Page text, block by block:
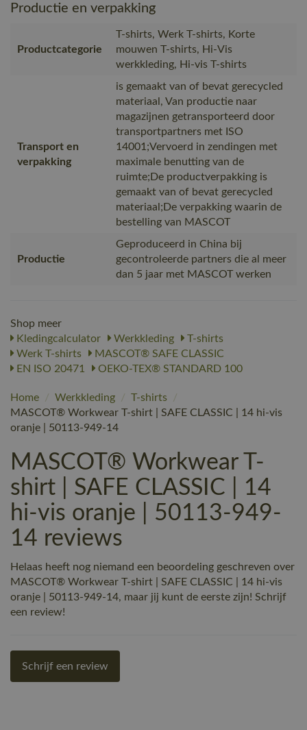
Productie en verpakking
Productcategorie
T-shirts, Werk T-shirts, Korte
mouwen T-shirts, Hi-Vis
werkkleding, Hi-vis T-shirts
Transport en
verpakking
is gemaakt van of bevat gerecycled
materiaal, Van productie naar
magazijnen getransporteerd door
transportpartners met ISO
14001;Vervoerd in zendingen met
maximale benutting van de
ruimte;De productverpakking is
gemaakt van of bevat gerecycled
materiaal;De verpakking waarin de
bestelling van MASCOT
Productie
Geproduceerd in China bij
gecontroleerde partners die al meer
dan 5 jaar met MASCOT werken
Shop meer
Kledingcalculator
Werkkleding
T-shirts
Werk T-shirts
MASCOT® SAFE CLASSIC
EN ISO 20471
OEKO-TEX® STANDARD 100
Home / Werkkleding / T-shirts
/
MASCOT® Workwear T-shirt | SAFE CLASSIC | 14 hi-vis
oranje | 50113-949-14
MASCOT® Workwear T-
shirt | SAFE CLASSIC | 14
hi-vis oranje | 50113-949-
14 reviews
Helaas heeft nog niemand een beoordeling geschreven over
MASCOT® Workwear T-shirt | SAFE CLASSIC | 14 hi-vis
oranje | 50113-949-14, maar jij kunt de eerste zijn! Schrijf
een review!
Schrijf een review